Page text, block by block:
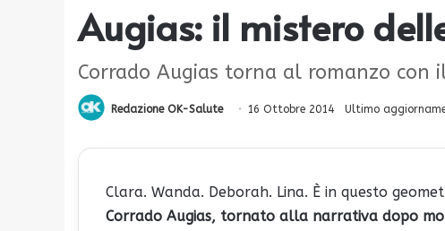
Augias: il mistero
Corrado Augias torna al romanzo
Redazione OK-Salute 16 Ottobre 2014 Ultimo
Clara. Wanda. Deborah. Lina. È in questo
Corrado Augias, tornato alla narrativa dopo